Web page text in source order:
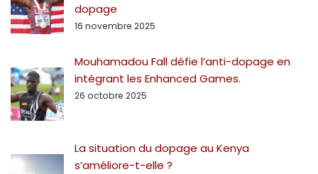
dopage
16 novembre 2025
Mouhamadou Fall défie l’anti-dopage en
intégrant les Enhanced Games.
26 octobre 2025
La situation du dopage au Kenya
s’améliore-t-elle ?